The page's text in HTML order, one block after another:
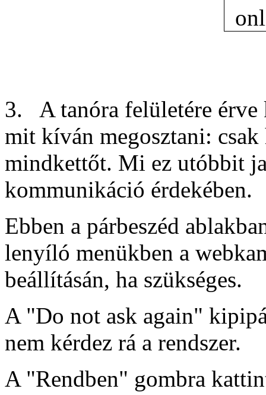
3. A tanóra felületére érve
mit kíván megosztani:
mindkettőt. Mi ez utóbbit
kommunikáció érdekében.
Ebben a párbeszéd
lenyíló menükben a
beállításán, ha szükséges.
A "Do not ask again"
nem kérdez rá a rendszer.
A "Rendben" gombra